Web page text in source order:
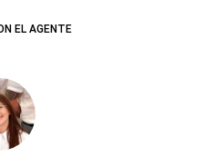
EL AGENTE